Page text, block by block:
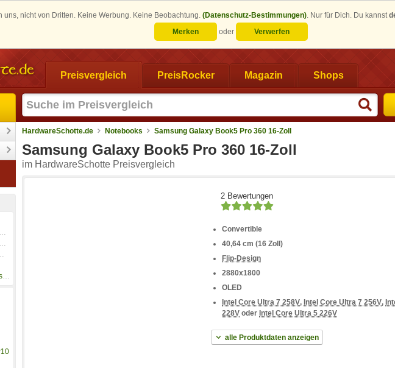
uns, nicht von Dritten. Keine Werbung. Keine Beobachtung. (Datenschutz-Bestimmungen). Nur für Dich. Du kannst
Merken
oder Verwerfen
Preisvergleich PreisRocker Magazin Shops
HardwareSchotte.de Notebooks Samsung Galaxy Book5 Pro 360 16-Zoll
Samsung Galaxy Book5 Pro 360 16-Zoll
im HardwareSchotte Preisvergleich
2 Bewertungen
Convertible
40,64 cm (16 Zoll)
Flip-Design
2880x1800
OLED
Intel Core Ultra 7 258V, Intel Core Ultra 7 256V,
228V oder Intel Core Ultra 5 226V
alle Produktdaten anzeigen